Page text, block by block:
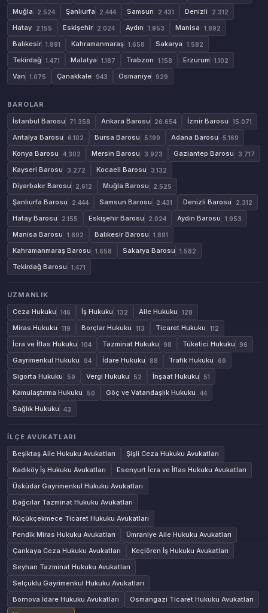
Muğla 2.524 Şanlıurfa 2.444 Samsun 2.431 Denizli 2.312
Hatay 2.155 Eskişehir 2.024 Aydın 1.953 Manisa 1.892
Balıkesir 1.891 Kahramanmaraş 1.658 Sakarya 1.582
Tekirdağ 1.471 Malatya 1.187 Trabzon 1.158 Erzurum 1.102
Van 1.075 Çanakkale 943 Osmaniye 929
BAROLAR
İstanbul Barosu
71.358 Ankara Barosu 26.654 İzmir Barosu 15.071
Antalya Barosu 6.102 Bursa Barosu 5.199 Adana Barosu 5.169
Konya Barosu 4.302 Mersin Barosu 3.923 Gaziantep Barosu 3.717
Kayseri Barosu 3.272 Kocaeli Barosu 3.132
Diyarbakır Barosu 2.612 Muğla Barosu 2.525
Şanlıurfa Barosu 2.444 Samsun Barosu 2.431 Denizli Barosu 2.312
Hatay Barosu 2.155 Eskişehir Barosu 2.024 Aydın Barosu 1.953
Manisa Barosu 1.892 Balıkesir Barosu 1.891
Kahramanmaraş Barosu 1.658 Sakarya Barosu 1.582
Tekirdağ Barosu 1.471
UZMANLIK
Ceza Hukuku
146 İş Hukuku 132 Aile Hukuku 128
Miras Hukuku 119 Borçlar Hukuku 113 Ticaret Hukuku 112
İcra ve İflas Hukuku 104 Tazminat Hukuku 98 Tüketici Hukuku 96
Gayrimenkul Hukuku 94 İdare Hukuku 88 Trafik Hukuku 69
Sigorta Hukuku 59 Vergi Hukuku 52 İnşaat Hukuku 51
Kamulaştırma Hukuku 50 Göç ve Vatandaşlık Hukuku 44
Sağlık Hukuku 43
İLÇE AVUKATLARI
Beşiktaş Aile Hukuku Avukatları
Şişli Ceza Hukuku Avukatları
Kadıköy İş Hukuku Avukatları
Esenyurt İcra ve İflas Hukuku Avukatları
Üsküdar Gayrimenkul Hukuku Avukatları
Bağcılar Tazminat Hukuku Avukatları
Küçükçekmece Ticaret Hukuku Avukatları
Pendik Miras Hukuku Avukatları
Ümraniye Aile Hukuku Avukatları
Çankaya Ceza Hukuku Avukatları
Keçiören İş Hukuku Avukatları
Seyhan Tazminat Hukuku Avukatları
Selçuklu Gayrimenkul Hukuku Avukatları
Bornova İdare Hukuku Avukatları
Osmangazi Ticaret Hukuku Avukatları